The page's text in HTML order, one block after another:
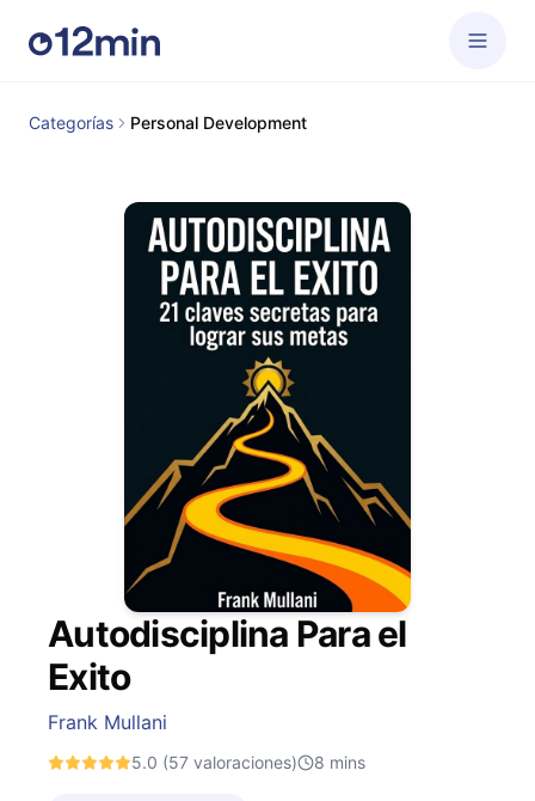
Categorías Personal Development
Autodisciplina Para el
Exito
Frank Mullani
5.0 (57 valoraciones) 8 mins